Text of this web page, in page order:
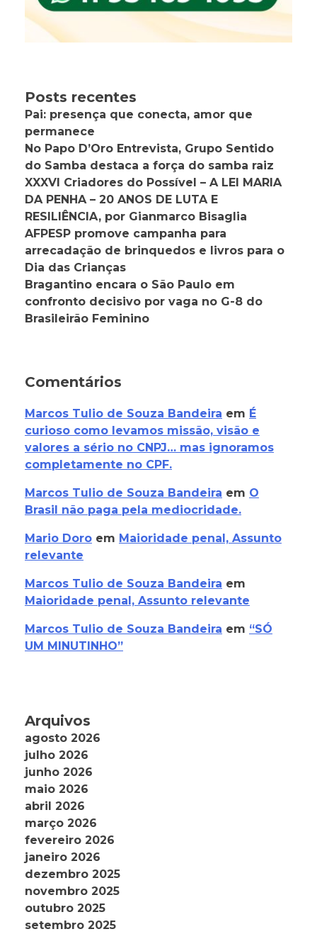
Posts recentes
Pai: presença que conecta, amor que
permanece
No Papo D’Oro Entrevista, Grupo Sentido
do Samba destaca a força do samba raiz
XXXVI Criadores do Possível – A LEI MARIA
DA PENHA – 20 ANOS DE LUTA E
RESILIÊNCIA, por Gianmarco Bisaglia
AFPESP promove campanha para
arrecadação de brinquedos e livros para o
Dia das Crianças
Bragantino encara o São Paulo em
confronto decisivo por vaga no G-8 do
Brasileirão Feminino
Comentários
Marcos Tulio de Souza Bandeira em É
curioso como levamos missão, visão e
valores a sério no CNPJ… mas ignoramos
completamente no CPF.
Marcos Tulio de Souza Bandeira em O
Brasil não paga pela mediocridade.
Mario Doro em Maioridade penal, Assunto
relevante
Marcos Tulio de Souza Bandeira em
Maioridade penal, Assunto relevante
Marcos Tulio de Souza Bandeira em “SÓ
UM MINUTINHO”
Arquivos
agosto 2026
julho 2026
junho 2026
maio 2026
abril 2026
março 2026
fevereiro 2026
janeiro 2026
dezembro 2025
novembro 2025
outubro 2025
setembro 2025